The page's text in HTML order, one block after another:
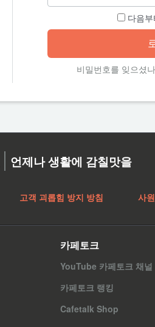
다음
비밀번호를 잊으셨
언제나 생활에 감칠맛을
고객 괴롭힘 방지 방침 사
카페토크
YouTube 카페토크 채널
카페토크 랭킹
Cafetalk Shop